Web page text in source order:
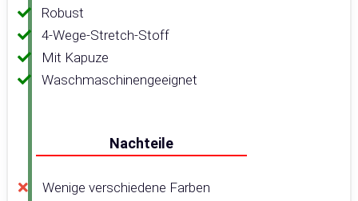
Robust
4-Wege-Stretch-Stoff
Mit Kapuze
Waschmaschinengeeignet
Nachteile
Wenige verschiedene Farben